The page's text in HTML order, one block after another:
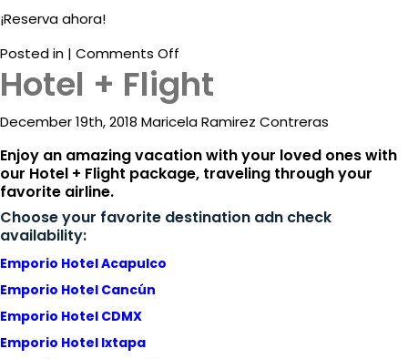
¡Reserva ahora!
Posted in | Comments Off
Ofertas
de
Primavera
Hotel + Flight
December 19th, 2018 Maricela Ramirez Contreras
Enjoy an amazing vacation with your loved ones with
our Hotel + Flight package, traveling through your
favorite airline.
Choose your favorite destination adn check
availability:
Emporio Hotel Acapulco
Emporio Hotel Cancún
Emporio Hotel CDMX
Emporio Hotel Ixtapa